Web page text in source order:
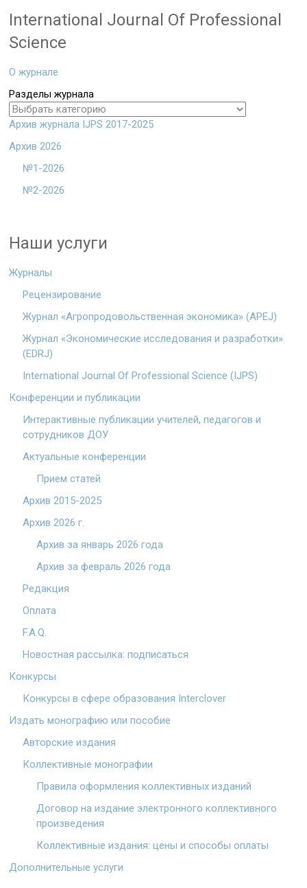
International Journal Of Professional
Science
О журнале
Разделы журнала
Архив журнала IJPS 2017-2025
Архив 2026
№1-2026
№2-2026
Наши услуги
Журналы
Рецензирование
Журнал «Агропродовольственная экономика» (APEJ)
Журнал «Экономические исследования и разработки»
(EDRJ)
International Journal Of Professional Science (IJPS)
Конференции и публикации
Интерактивные публикации учителей, педагогов и
сотрудников ДОУ
Актуальные конференции
Прием статей
Архив 2015-2025
Архив 2026 г.
Архив за январь 2026 года
Архив за февраль 2026 года
Редакция
Оплата
F.A.Q.
Новостная рассылка: подписаться
Конкурсы
Конкурсы в сфере образования Interclover
Издать монографию или пособие
Авторские издания
Коллективные монографии
Правила оформления коллективных изданий
Договор на издание электронного коллективного
произведения
Коллективные издания: цены и способы оплаты
Дополнительные услуги